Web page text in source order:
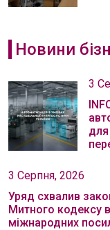
Новини
3
для
3 Серпня, 2026
Уряд схвалив
Митного кодексу
міжнародних